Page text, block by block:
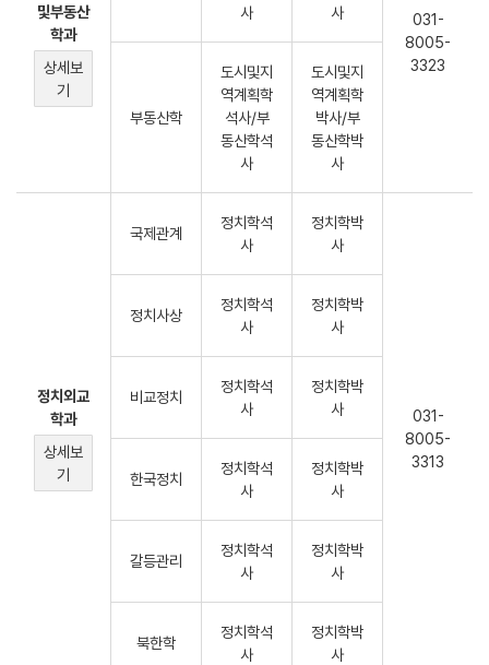
및부동산
학과
상세보
기
사
사
031-
8005-
3323
부동산학
도시및지
역계획학
석사/부
동산학석
사
도시및지
역계획학
박사/부
동산학박
사
정치외교
학과
상세보
기
국제관계
정치학석
사
정치학박
사
031-
8005-
3313
정치사상
정치학석
사
정치학박
사
비교정치
정치학석
사
정치학박
사
한국정치
정치학석
사
정치학박
사
갈등관리
정치학석
사
정치학박
사
북한학
정치학석
사
정치학박
사